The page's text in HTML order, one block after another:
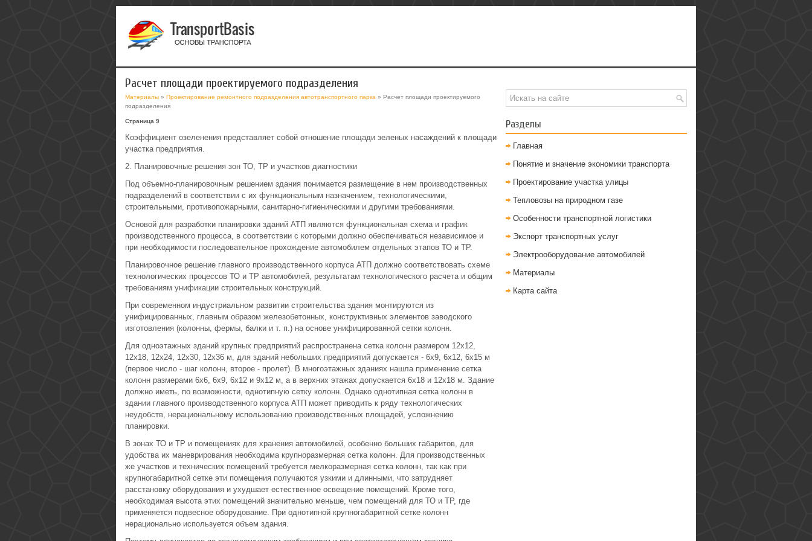
Расчет площади проектируемого подразделения
Материалы » Проектирование ремонтного подразделения автотранспортного парка » Расчет площади проектируемого
подразделения
Страница 9
Коэффициент озеленения представляет собой отношение площади зеленых насаждений к площади
участка предприятия.
2. Планировочные решения зон ТО, ТР и участков диагностики
Под объемно-планировочным решением здания понимается размещение в нем производственных
подразделений в соответствии с их функциональным назначением, технологическими,
строительными, противопожарными, санитарно-гигиеническими и другими требованиями.
Основой для разработки планировки зданий АТП являются функциональная схема и график
производственного процесса, в соответствии с которыми должно обеспечиваться независимое и
при необходимости последовательное прохождение автомобилем отдельных этапов ТО и ТР.
Планировочное решение главного производственного корпуса АТП должно соответствовать схеме
технологических процессов ТО и ТР автомобилей, результатам технологического расчета и общим
требованиям унификации строительных конструкций.
При современном индустриальном развитии строительства здания монтируются из
унифицированных, главным образом железобетонных, конструктивных элементов заводского
изготовления (колонны, фермы, балки и т. п.) на основе унифицированной сетки колонн.
Для одноэтажных зданий крупных предприятий распространена сетка колонн размером 12x12,
12x18, 12x24, 12x30, 12x36 м, для зданий небольших предприятий допускается - 6x9, 6x12, 6x15 м
(первое число - шаг колонн, второе - пролет). В многоэтажных зданиях нашла применение сетка
колонн размерами 6x6, 6x9, 6x12 и 9x12 м, а в верхних этажах допускается 6x18 и 12x18 м. Здание
должно иметь, по возможности, однотипную сетку колонн. Однако однотипная сетка колонн в
здании главного производственного корпуса АТП может приводить к ряду технологических
неудобств, нерациональному использованию производственных площадей, усложнению
планировки.
В зонах ТО и ТР и помещениях для хранения автомобилей, особенно больших габаритов, для
удобства их маневрирования необходима крупноразмерная сетка колонн. Для производственных
же участков и технических помещений требуется мелкоразмерная сетка колонн, так как при
крупногабаритной сетке эти помещения получаются узкими и длинными, что затрудняет
расстановку оборудования и ухудшает естественное освещение помещений. Кроме того,
необходимая высота этих помещений значительно меньше, чем помещений для ТО и ТР, где
применяется подвесное оборудование. При однотипной крупногабаритной сетке колонн
нерационально используется объем здания.
Разделы
Главная
Понятие и значение экономики транспорта
Проектирование участка улицы
Тепловозы на природном газе
Особенности транспортной логистики
Экспорт транспортных услуг
Электрооборудование автомобилей
Материалы
Карта сайта